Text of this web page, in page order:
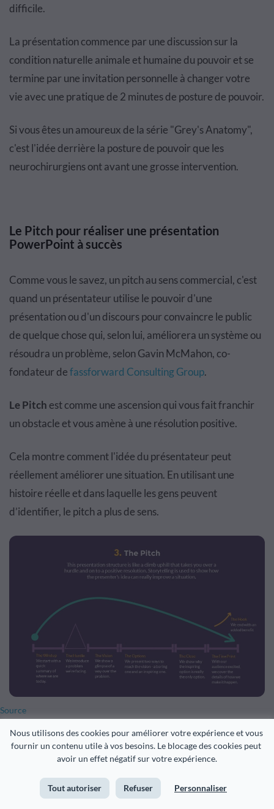
Nous utilisons des cookies pour améliorer votre expérience et vous
fournir un contenu utile à vos besoins. Le blocage des cookies peut
avoir un effet négatif sur votre expérience.
Tout autoriser Refuser Personnaliser
difficile.
La présentation commence par une discussion sur la
condition naturelle animale et humaine du pouvoir et se
termine par une invitation personnelle à changer votre
vie avec une pratique de 2 minutes de posture de pouvoir.
Si vous êtes un amoureux de la série "Grey's Anatomy",
c'est l'idée derrière la posture de pouvoir que les
neurochirurgiens ont avant une grosse intervention.
Le Pitch pour réaliser une présentation
PowerPoint à succès
Comme vous le savez, un pitch au sens commercial, c'est
quand un présentateur utilise le pouvoir d'une
présentation ou d'un discours pour convaincre le public
de quelque chose qui, selon lui, améliorera un système ou
résoudra un problème, selon Gavin McMahon, co-
fondateur defassforward Consulting Group.
Le Pitch est comme une ascension qui vous fait franchir
un obstacle et vous amène à une résolution positive.
Cela montre comment l'idée du présentateur peut
réellement améliorer une situation. En utilisant une
histoire réelle et dans laquelle les gens peuvent
d’identifier, le pitch a plus de sens.
Source
Créez votre infographie dès maintenant !
Essayez-le gratuitement